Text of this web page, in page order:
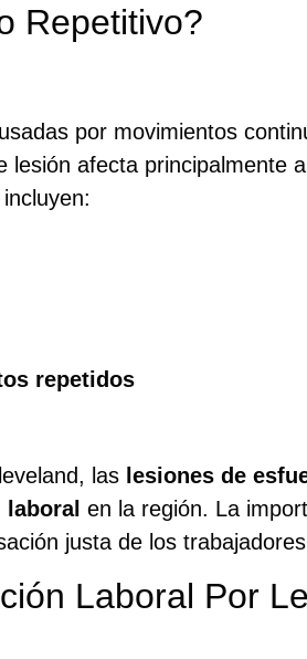
Repetitivo?
por movimientos
afecta principalmente
repetidos
las lesiones de
en la región. La
justa de los
Laboral Por